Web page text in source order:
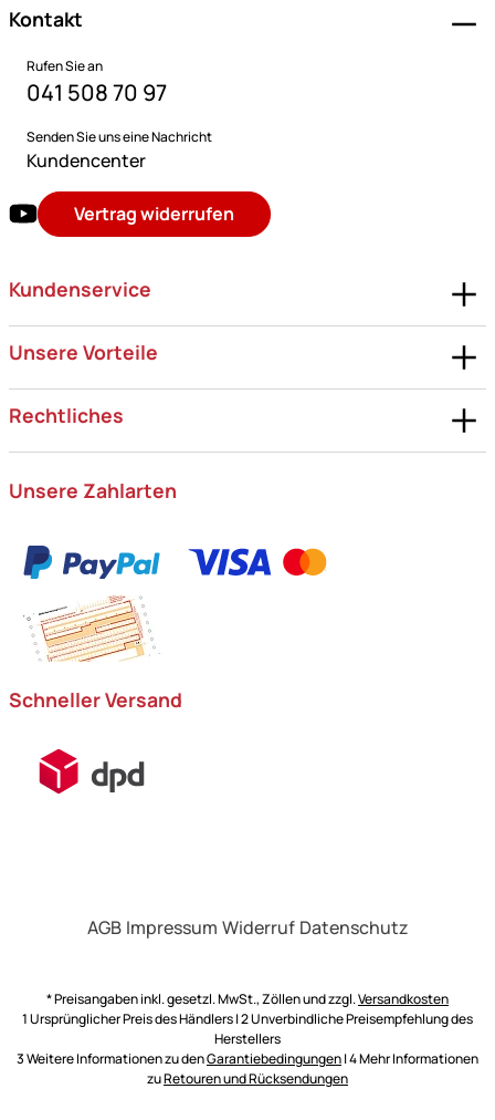
Kontakt
Rufen Sie an
041 508 70 97
Senden Sie uns eine Nachricht
Kundencenter
Vertrag widerrufen
Kundenservice
Unsere Vorteile
Rechtliches
Unsere Zahlarten
Schneller Versand
AGB Impressum Widerruf Datenschutz
* Preisangaben inkl. gesetzl. MwSt., Zöllen und zzgl.Versandkosten
1 Ursprünglicher Preis des Händlers | 2 Unverbindliche Preisempfehlung des
Herstellers
3 Weitere Informationen zu denGarantiebedingungen| 4 Mehr Informationen
zuRetouren und Rücksendungen